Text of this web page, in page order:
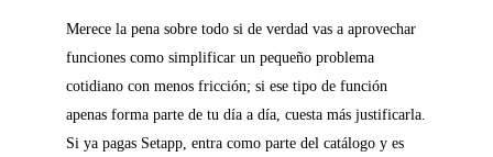
Merece la pena sobre todo si de verdad vas a aprovechar
funciones como simplificar un pequeño problema
cotidiano con menos fricción; si ese tipo de función
apenas forma parte de tu día a día, cuesta más justificarla.
Si ya pagas Setapp, entra como parte del catálogo y es